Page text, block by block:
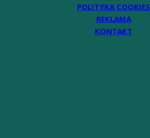
POLITYKA COOKIES
REKLAMA
KONTAKT